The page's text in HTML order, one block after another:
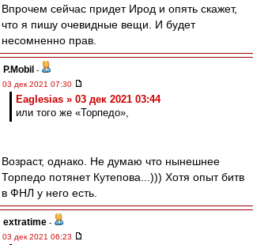
Впрочем сейчас придет Ирод и опять скажет,
что я пишу очевидные вещи. И будет
несомненно прав.
P.Mobil -
03 дек 2021 07:30
Eaglesias » 03 дек 2021 03:44
или того же «Торпедо»,
Возраст, однако. Не думаю что нынешнее
Торпедо потянет Кутепова...))) Хотя опыт битв
в ФНЛ у него есть.
extratime -
03 дек 2021 06:23